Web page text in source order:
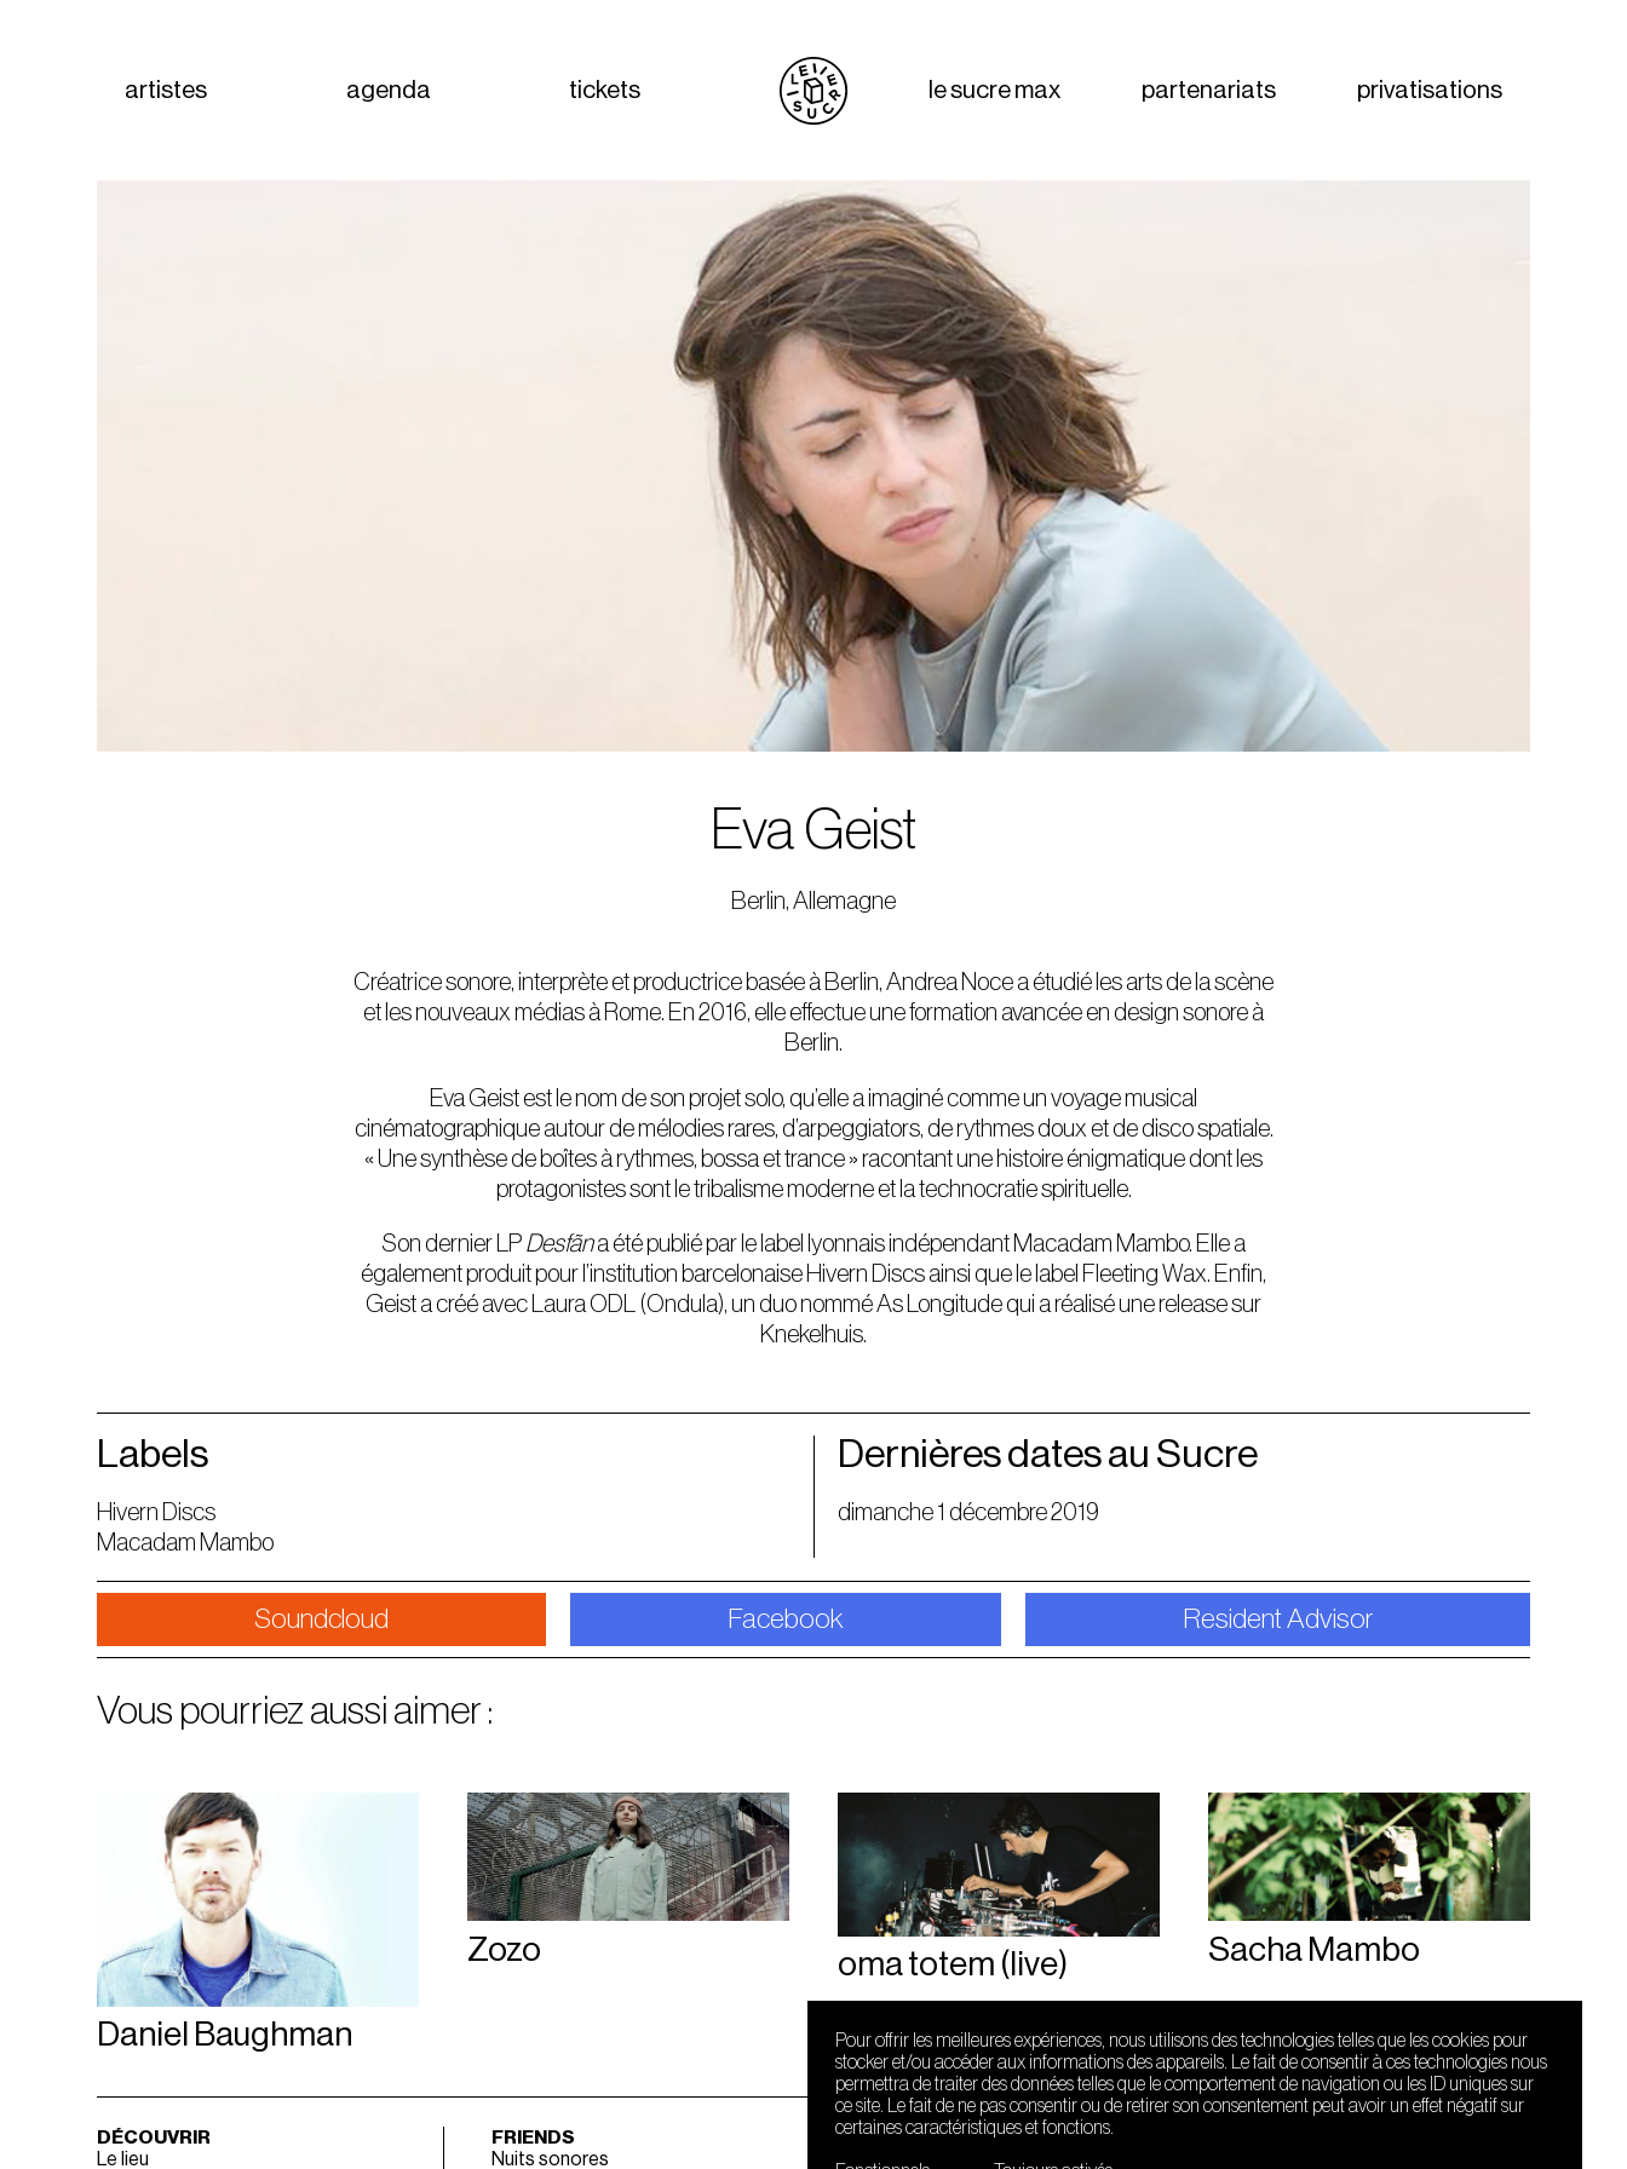
artistes agenda tickets le sucre max partenariats privatisations
Eva Geist
Berlin, Allemagne
Créatrice sonore, interprète et productrice basée à Berlin, Andrea Noce a étudié les arts de la scène
et les nouveaux médias à Rome. En 2016, elle effectue une formation avancée en design sonore à
Berlin.
Eva Geist est le nom de son projet solo, qu’elle a imaginé comme un voyage musical
cinématographique autour de mélodies rares, d’arpeggiators, de rythmes doux et de disco spatiale.
« Une synthèse de boîtes à rythmes, bossa et trance » racontant une histoire énigmatique dont les
protagonistes sont le tribalisme moderne et la technocratie spirituelle.
Son dernier LPDesfãna été publié par le label lyonnais indépendant Macadam Mambo. Elle a
également produit pour l’institution barcelonaise Hivern Discs ainsi que le label Fleeting Wax. Enfin,
Geist a créé avec Laura ODL (Ondula), un duo nommé As Longitude qui a réalisé une release sur
Knekelhuis.
Labels
Hivern Discs
Macadam Mambo
Dernières dates au Sucre
dimanche 1 décembre 2019
Soundcloud Facebook Resident Advisor
Vous pourriez aussi aimer :
Daniel Baughman
Zozo oma totem (live) Sacha Mambo
DÉCOUVRIR
Le lieu
FRIENDS
Nuits sonores
Pour offrir les meilleures expériences, nous utilisons des technologies telles que les cookies pour
stocker et/ou accéder aux informations des appareils. Le fait de consentir à ces technologies nous
permettra de traiter des données telles que le comportement de navigation ou les ID uniques sur
ce site. Le fait de ne pas consentir ou de retirer son consentement peut avoir un effet négatif sur
certaines caractéristiques et fonctions.